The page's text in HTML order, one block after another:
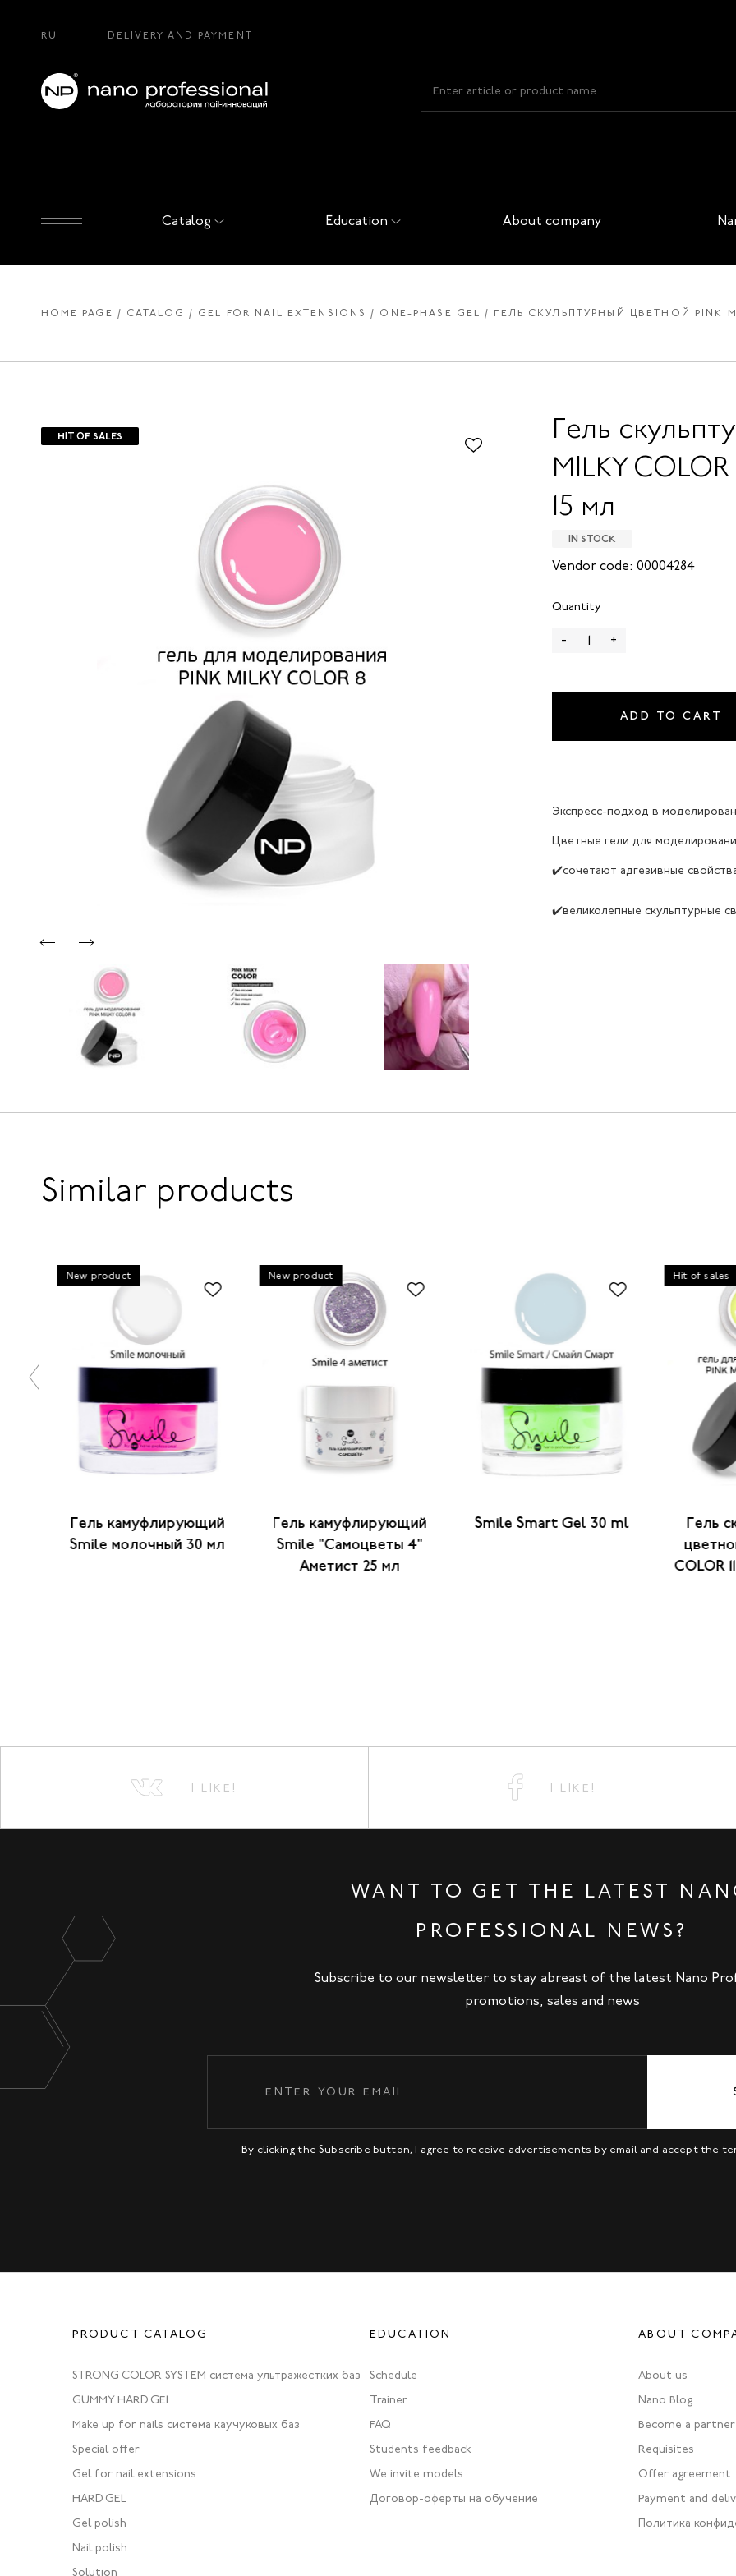
RU DELIVERY AND PAYMENT
Catalog Education About company
HOME PAGE CATALOG GEL FOR NAIL EXTENSIONS ONE-PHASE GEL ГЕЛЬ СКУЛЬПТУРНЫЙ ЦВЕТНОЙ PINK
HIT OF SALES
Гель
MILKY
15 мл
IN STOCK
Vendor code: 00004284
Quantity
- +
ADD TO CART
Экспресс-подход в
Цветные гели для
✔️сочетают адгезивные
✔️великолепные скульптурные
Similar products
New product
Гель камуфлирующий
Smile молочный 30 мл
New product
Гель камуфлирующий
Smile "Самоцветы 4"
Аметист 25 мл
Smile Smart Gel 30 ml
Hit of sales
Гель
COLOR
I LIKE! I LIKE!
WANT TO GET THE LATEST
PROFESSIONAL NEWS?
Subscribe to our newsletter to stay abreast of the latest Nano
promotions, sales and news
By clicking the Subscribe button, I agree to receive advertisements by email and accept the
PRODUCT CATALOG
STRONG COLOR SYSTEM система ультражестких баз
GUMMY HARD GEL
Make up for nails система каучуковых баз
Special offer
Gel for nail extensions
HARD GEL
Gel polish
Nail polish
Solution
EDUCATION
Schedule
Trainer
FAQ
Students feedback
We invite models
Договор-оферты на обучение
ABOUT
About us
Nano Blog
Become a partner
Requisites
Offer agreement
Payment and
Политика